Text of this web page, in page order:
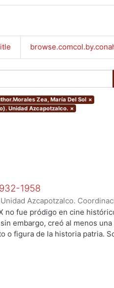
Zea, María Del Sol ×
Unidad Azcapotzalco. ×
1958
Azcapotzalco.
María Del Sol
no fue pródigo en cine
embargo, creó al menos una
o figura de la historia patria.